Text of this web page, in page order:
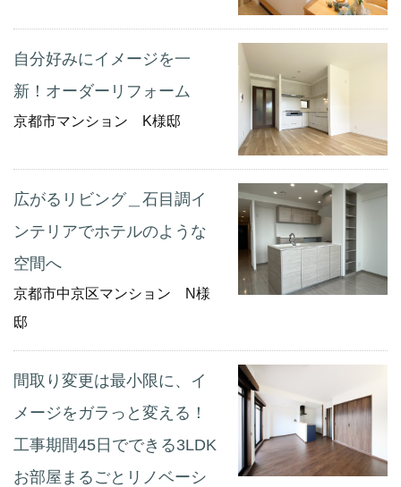
自分好みにイメージを一
新！オーダーリフォーム
京都市マンション K様邸
広がるリビング＿石目調イ
ンテリアでホテルのような
空間へ
京都市中京区マンション N様
邸
間取り変更は最小限に、イ
メージをガラっと変える！
工事期間45日でできる3LDK
お部屋まるごとリノベーシ